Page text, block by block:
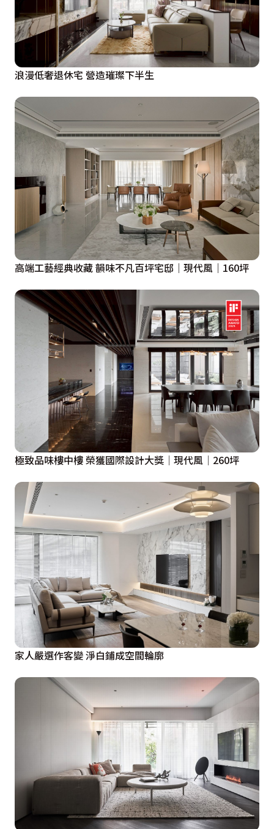
色圓拱拉門，與天花板交相輝映，反觀沙發背牆訴求乾淨
俐落，僅以鍍鈦、鋼烤呈現簡練的感官氣氛，替大坪數格
局無限堆疊嶄新境界，成就方能世代傳承、久住不膩的華
美御邸。
浪漫低奢退休宅 營造璀璨下半生
高端工藝經典收藏 韻味不凡百坪宅邸｜現代風｜160坪
極致品味樓中樓 榮獲國際設計大獎│現代風│260坪
家人嚴選作客變 淨白鋪成空間輪廓